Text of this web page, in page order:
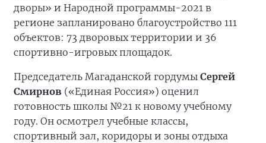
дворы» и Народной программы-2021 в
регионе запланировано благоустройство 111
объектов: 73 дворовых территории и 36
спортивно-игровых площадок.
Председатель Магаданской гордумы Сергей
Смирнов («Единая Россия») оценил
готовность школы №21 к новому учебному
году. Он осмотрел учебные классы,
спортивный зал, коридоры и зоны отдыха